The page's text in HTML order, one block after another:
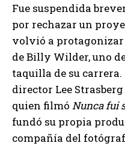
Fue suspendida
por rechazar un
volvió a protagonizar
de Billy Wilder, uno
taquilla de su
director Lee
quien filmó Nunca fui
fundó su propia
compañía del